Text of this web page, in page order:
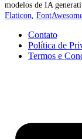
modelos de IA
Flaticon,
Contato
Política de
Termos e